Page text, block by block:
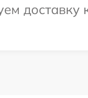
доставку